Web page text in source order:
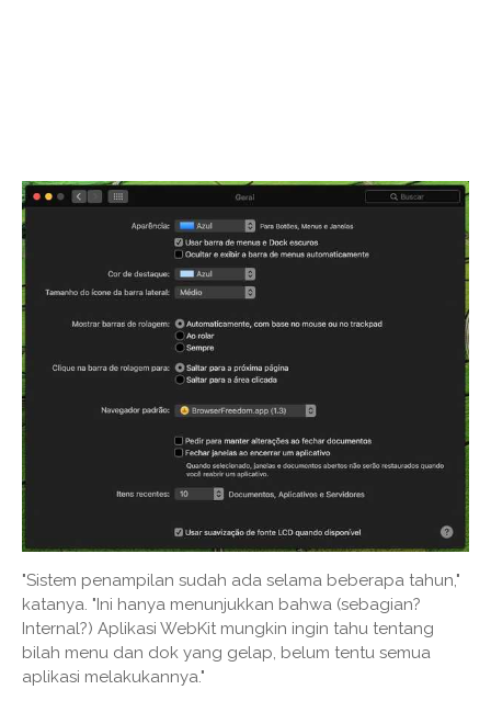
"Sistem penampilan sudah ada selama beberapa tahun,"
katanya. "Ini hanya menunjukkan bahwa (sebagian?
Internal?) Aplikasi WebKit mungkin ingin tahu tentang
bilah menu dan dok yang gelap, belum tentu semua
aplikasi melakukannya."